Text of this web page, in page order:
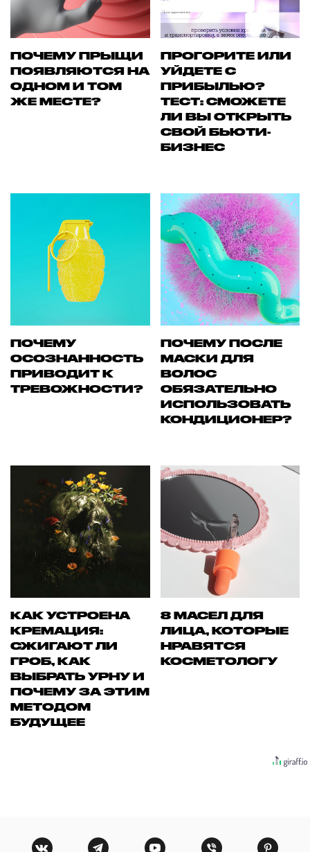
ПОЧЕМУ ПРЫЩИ
ПОЯВЛЯЮТСЯ НА
ОДНОМ И ТОМ
ЖЕ МЕСТЕ?
ПРОГОРИТЕ ИЛИ
УЙДЕТЕ С
ПРИБЫЛЬЮ?
ТЕСТ: СМОЖЕТЕ
ЛИ ВЫ ОТКРЫТЬ
СВОЙ БЬЮТИ-
БИЗНЕС
ПОЧЕМУ
ОСОЗНАННОСТЬ
ПРИВОДИТ К
ТРЕВОЖНОСТИ?
ПОЧЕМУ ПОСЛЕ
МАСКИ ДЛЯ
ВОЛОС
ОБЯЗАТЕЛЬНО
ИСПОЛЬЗОВАТЬ
КОНДИЦИОНЕР?
КАК УСТРОЕНА
КРЕМАЦИЯ:
СЖИГАЮТ ЛИ
ГРОБ, КАК
ВЫБРАТЬ УРНУ И
ПОЧЕМУ ЗА ЭТИМ
МЕТОДОМ
БУДУЩЕЕ
8 МАСЕЛ ДЛЯ
ЛИЦА, КОТОРЫЕ
НРАВЯТСЯ
КОСМЕТОЛОГУ